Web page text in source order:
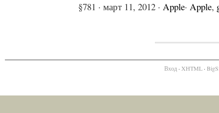
§781 · март 11, 2012 · Apple· Apple,
Вход· XHTML·